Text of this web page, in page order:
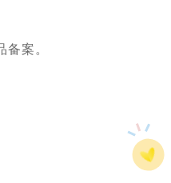
案。